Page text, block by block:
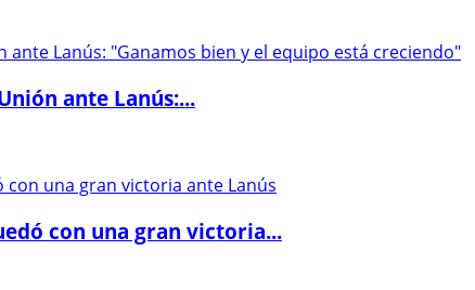
ante Lanús:...
con una gran victoria...